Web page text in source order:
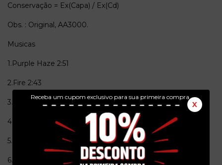
Receba um cupom exclusivo para sua primeira compra.
X
Conservação = Ex(Capa) / Ex(Cd)
Obs. : Original, AA3000.
Musicas
1.Purple Haze 2:51
2.Fire 2:43
3.The Wind Cries Mary 3:20
4.Hey Joe 3:29
5.All Along The Watchtower 3:58
6.Foxy Lady